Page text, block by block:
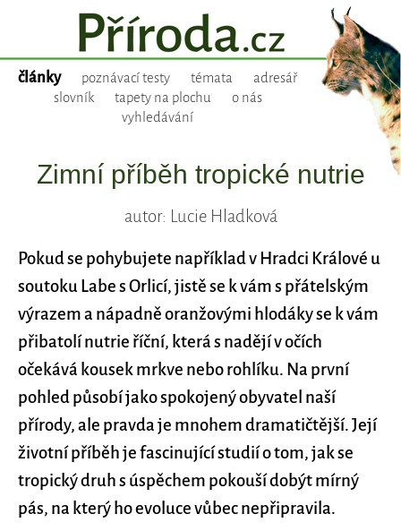
články poznávací testy témata
adresář
slovník
tapety na plochu
o nás
vyhledávání
Zimní příběh tropické nutrie
autor: Lucie Hladková
Pokud se pohybujete například v Hradci Králové u
soutoku Labe s Orlicí, jistě se k vám s přátelským
výrazem a nápadně oranžovými hlodáky se k vám
přibatolí nutrie říční, která s nadějí v očích
očekává kousek mrkve nebo rohlíku. Na první
pohled působí jako spokojený obyvatel naší
přírody, ale pravda je mnohem dramatičtější. Její
životní příběh je fascinující studií o tom, jak se
tropický druh s úspěchem pokouší dobýt mírný
pás, na který ho evoluce vůbec nepřipravila.